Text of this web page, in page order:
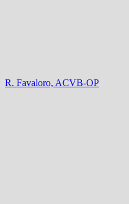
R. Favaloro, ACVB-OP